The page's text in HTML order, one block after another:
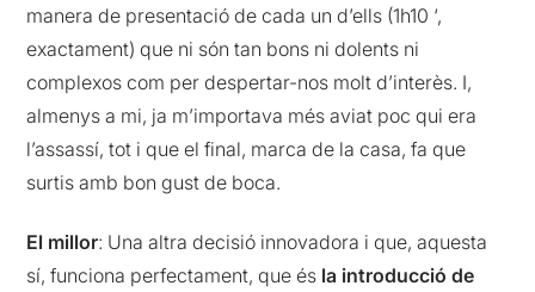
manera de presentació de cada un d’ells (1h10 ‘,
exactament) que ni són tan bons ni dolents ni
complexos com per despertar-nos molt d’interès. I,
almenys a mi, ja m’importava més aviat poc qui era
l’assassí, tot i que el final, marca de la casa, fa que
surtis amb bon gust de boca.
El millor: Una altra decisió innovadora i que, aquesta
sí, funciona perfectament, que és la introducció de